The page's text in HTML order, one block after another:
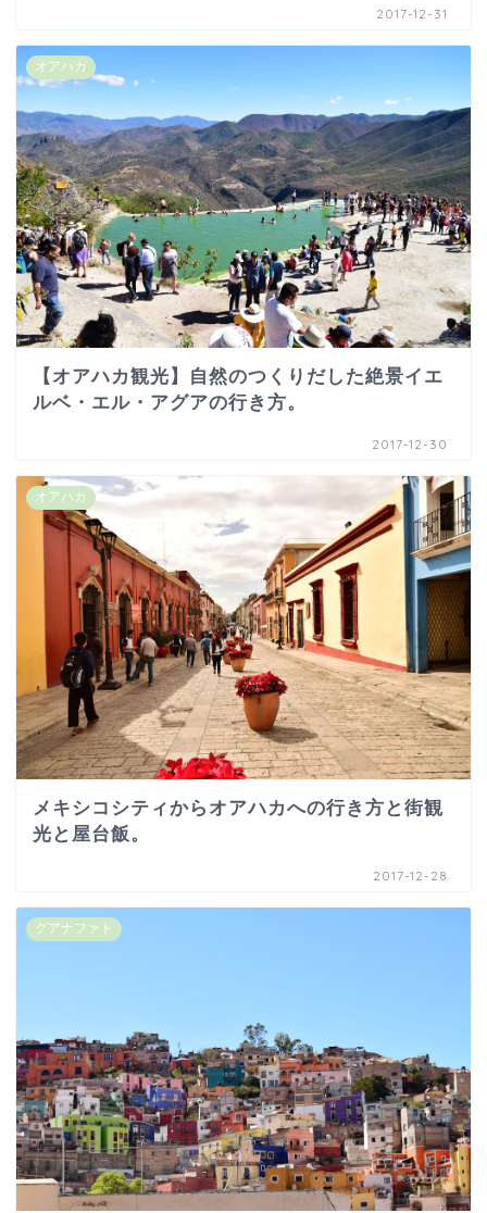
2017-12-31
オアハカ
【オアハカ観光】自然のつくりだした絶景イエ
ルベ・エル・アグアの行き方。
2017-12-30
オアハカ
メキシコシティからオアハカへの行き方と街観
光と屋台飯。
2017-12-28
グアナファト